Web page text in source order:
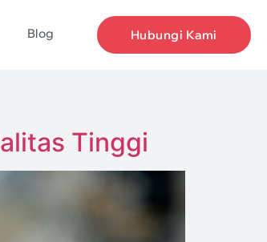
Blog Hubungi Kami
Tinggi